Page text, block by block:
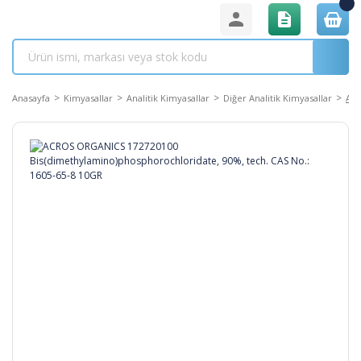
Anasayfa Kimyasallar Analitik Kimyasallar Diğer Analitik Kimyasallar